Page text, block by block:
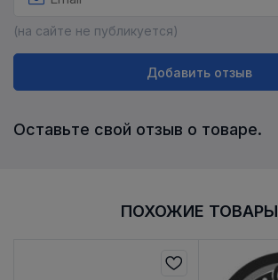
(на сайте не публикуется)
Добавить отзыв
Оставьте свой отзыв о товаре.
ПОХОЖИЕ ТОВАРЫ